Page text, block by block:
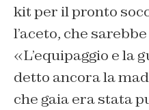
kit per il pronto
l’aceto, che
«L’equipaggio e la
detto ancora la
che gaia era stata